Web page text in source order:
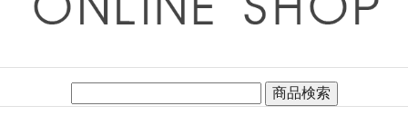
商品検索